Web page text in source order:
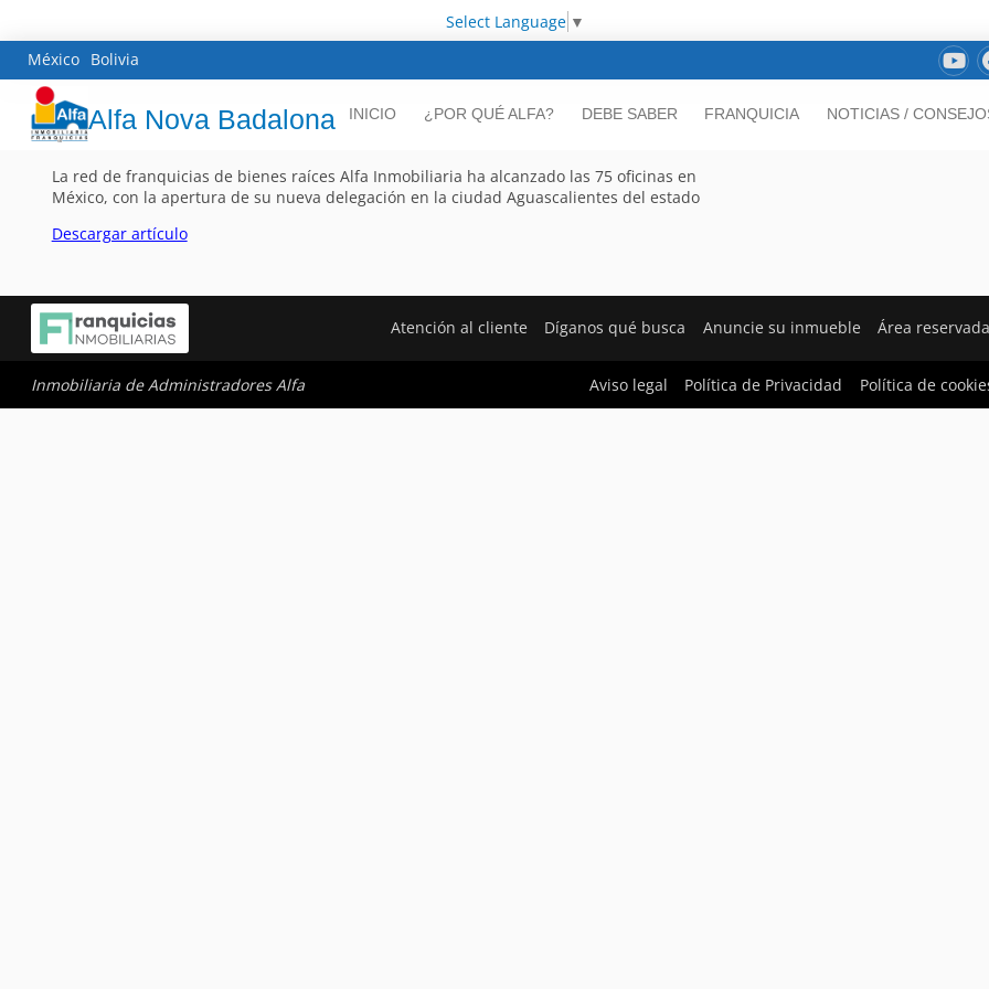
Select Language ▼
México Bolivia
Alfa Nova Badalona INICIO ¿POR QUÉ ALFA? DEBE SABER FRANQUICIA NOTICIAS /
La red de franquicias de bienes raíces Alfa Inmobiliaria ha alcanzado las 75 oficinas en
México, con la apertura de su nueva delegación en la ciudad Aguascalientes del estado
Descargar artículo
Atención al cliente Díganos qué busca Anuncie su inmueble Área reservada
Inmobiliaria de Administradores Alfa Aviso legal Política de Privacidad Política de